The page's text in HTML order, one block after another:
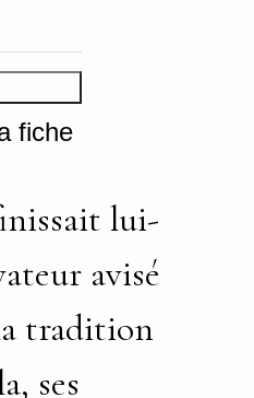
fiche
lui-
avisé
tradition
ses